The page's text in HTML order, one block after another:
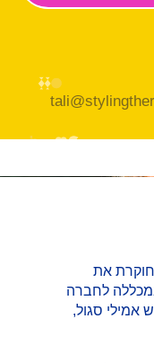
את
לחברה
אמילי סגול,